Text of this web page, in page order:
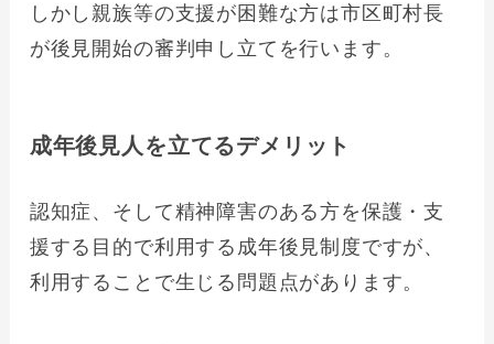
しかし親族等の支援が困難な方は市区町村長
が後見開始の審判申し立てを行います。
成年後見人を立てるデメリット
認知症、そして精神障害のある方を保護・支
援する目的で利用する成年後見制度ですが、
利用することで生じる問題点があります。